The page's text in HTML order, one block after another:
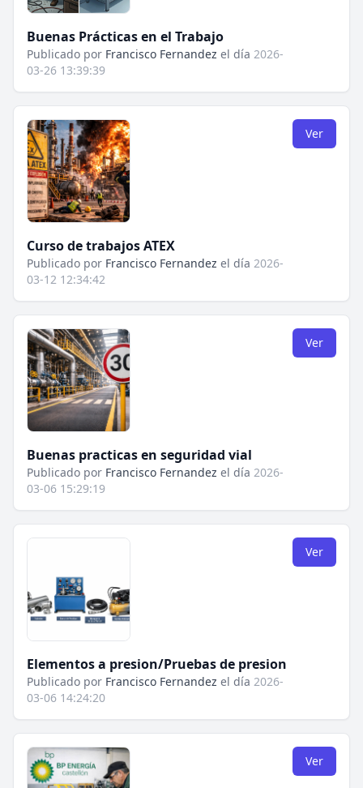
Buenas Prácticas en el Trabajo
Publicado por Francisco Fernandez el día 2026-
03-26 13:39:39
Curso de trabajos ATEX
Publicado por Francisco Fernandez el día 2026-
03-12 12:34:42
Ver
Buenas practicas en seguridad vial
Publicado por Francisco Fernandez el día 2026-
03-06 15:29:19
Ver
Elementos a presion/Pruebas de presion
Publicado por Francisco Fernandez el día 2026-
03-06 14:24:20
Ver
Ver